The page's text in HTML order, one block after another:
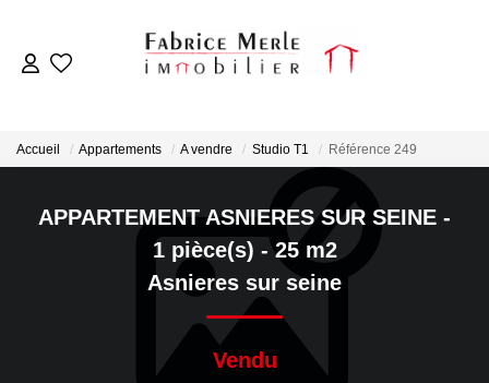
LOCATIONS
ESTIMATION
NOTRE AGENCE
Accueil Appartements A vendre Studio T1 Référence 249
APPARTEMENT ASNIERES SUR SEINE -
1 pièce(s) - 25 m2
Asnieres sur seine
Vendu